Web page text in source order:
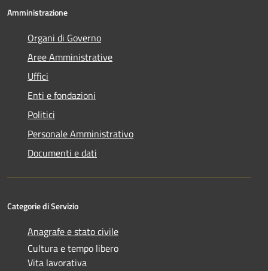
Amministrazione
Organi di Governo
Aree Amministrative
Uffici
Enti e fondazioni
Politici
Personale Amministrativo
Documenti e dati
Categorie di Servizio
Anagrafe e stato civile
Cultura e tempo libero
Vita lavorativa